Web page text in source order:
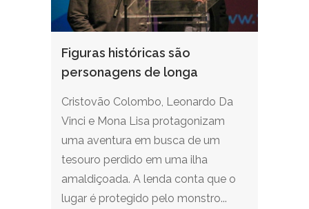
Figuras históricas são
personagens de longa
Cristovão Colombo, Leonardo Da
Vinci e Mona Lisa protagonizam
uma aventura em busca de um
tesouro perdido em uma ilha
amaldiçoada. A lenda conta que o
lugar é protegido pelo monstro...